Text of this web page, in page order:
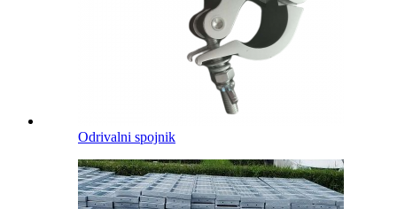
Odrivalni spojnik